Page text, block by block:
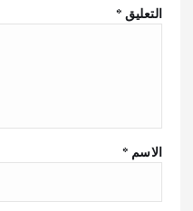
التعليق*
الاسم *